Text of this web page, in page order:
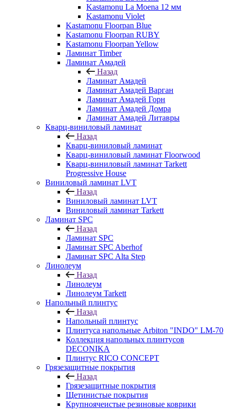
Kastamonu La Moena 12 мм
Kastamonu Violet
Kastamonu Floorpan Blue
Kastamonu Floorpan RUBY
Kastamonu Floorpan Yellow
Ламинат Timber
Ламинат Амадей
Назад
Ламинат Амадей
Ламинат Амадей Варган
Ламинат Амадей Горн
Ламинат Амадей Домра
Ламинат Амадей Литавры
Кварц-виниловый ламинат
Назад
Кварц-виниловый ламинат
Кварц-виниловый ламинат Floorwood
Кварц-виниловый ламинат Tarkett
Progressive House
Виниловый ламинат LVT
Назад
Виниловый ламинат LVT
Виниловый ламинат Tarkett
Ламинат SPC
Назад
Ламинат SPC
Ламинат SPC Aberhof
Ламинат SPC Alta Step
Линолеум
Назад
Линолеум
Линолеум Tarkett
Напольный плинтус
Назад
Напольный плинтус
Плинтуса напольные Arbiton "INDO" LM-70
Коллекция напольных плинтусов
DECONIKA
Плинтус RICO CONCEPT
Грязезащитные покрытия
Назад
Грязезащитные покрытия
Щетинистые покрытия
Крупноячеистые резиновые коврики